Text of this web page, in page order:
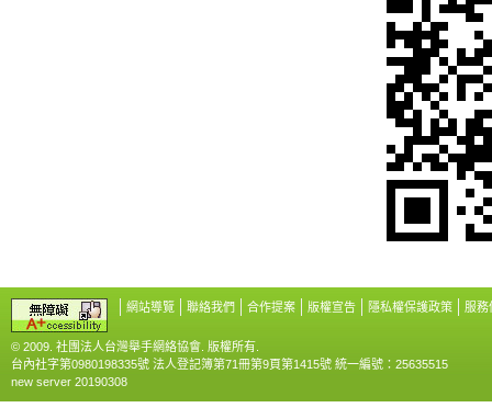
網站導覽 聯絡我們 合作提案 版權宣告 隱私權保護政策 服務
© 2009. 社團法人台灣舉手網絡協會. 版權所有.
台內社字第0980198335號 法人登記簿第71冊第9頁第1415號 統一編號：25635515
new server 20190308